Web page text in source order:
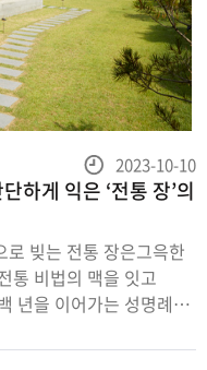
하게 익은 ‘전통 장’의
빚는 전통 장은그윽한
통 비법의 맥을 잇고
년을 이어가는 성명례
청송은맑고고요합니다.
등
록
2023-10-10